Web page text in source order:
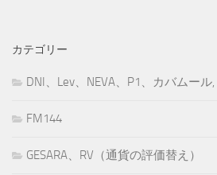
カテゴリー
DNI、Lev、NEVA、P1、カバムール,
FM144
GESARA、RV（通貨の評価替え）